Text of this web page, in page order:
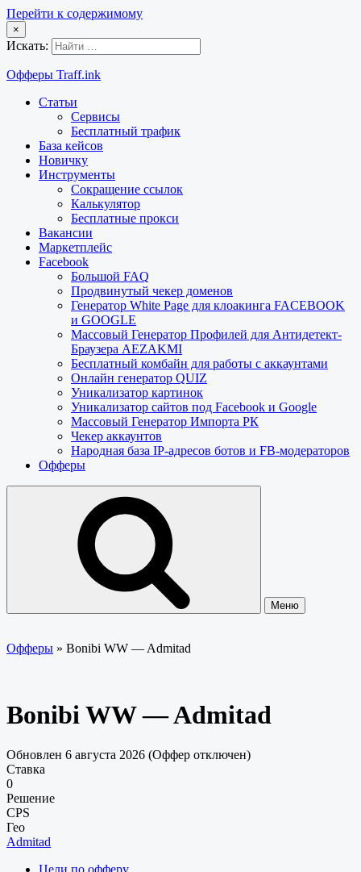
Перейти к содержимому
×
Искать:
Офферы Traff.ink
Статьи
Сервисы
Бесплатный трафик
База кейсов
Новичку
Инструменты
Сокращение ссылок
Калькулятор
Бесплатные прокси
Вакансии
Маркетплейс
Facebook
Большой FAQ
Продвинутый чекер доменов
Генератор White Page для клоакинга FACEBOOK
и GOOGLE
Массовый Генератор Профилей для Антидетект-
Браузера AEZAKMI
Бесплатный комбайн для работы с аккаунтами
Онлайн генератор QUIZ
Уникализатор картинок
Уникализатор сайтов под Facebook и Google
Массовый Генератор Импорта РК
Чекер аккаунтов
Народная база IP-адресов ботов и FB-модераторов
Офферы
Меню
Офферы » Bonibi WW — Admitad
Bonibi WW — Admitad
Обновлен 6 августа 2026 (Оффер отключен)
Ставка
0
Решение
CPS
Гео
Admitad
Цели по офферу